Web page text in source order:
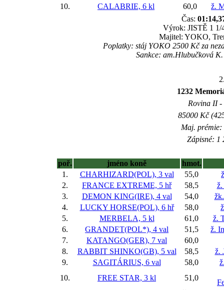
10.
CALABRIE, 6 kl 60,0
ž.
Čas:
Výrok: JISTĚ 1 1/
Majitel: YOKO,
Poplatky: stáj YOKO 2500 Kč za
Sankce: am.Hlubučková
1232
Rovina II -
85000 Kč
Maj. prémie:
Zápisné: 1
poř. jméno koně
hmot.
1.
CHARHIZARD(POL), 3 val 55,0
2.
FRANCE EXTREME, 5 hř 58,5
ž.
3.
DEMON KING(IRE), 4 val 54,0
4.
LUCKY HORSE(POL), 6 hř 58,0
5.
MERBELA, 5 kl 61,0
ž.
6.
GRANDET(POL*), 4 val 51,5
ž.
7.
KATANGO(GER), 7 val
60,0
8.
RABBIT SHINKO(GB), 5 val 58,5
ž.
9.
SAGITÁRIUS, 6 val 58,0
10.
FREE STAR, 3 kl 51,0